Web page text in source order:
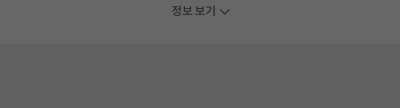
정보 보기